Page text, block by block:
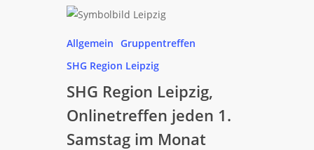
SHG
Leipzig,
Onlinetreffen
jeden
Samstag
im
Allgemein Gruppentreffen
SHG Region Leipzig
SHG Region Leipzig,
Onlinetreffen jeden 1.
Samstag im Monat